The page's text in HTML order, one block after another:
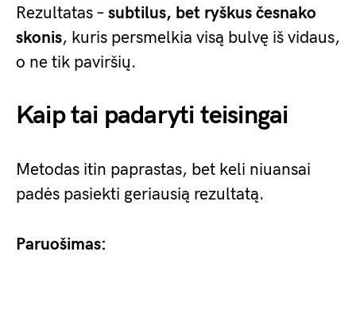
Rezultatas – subtilus, bet ryškus česnako
skonis, kuris persmelkia visą bulvę iš vidaus,
o ne tik paviršių.
Kaip tai padaryti teisingai
Metodas itin paprastas, bet keli niuansai
padės pasiekti geriausią rezultatą.
Paruošimas: